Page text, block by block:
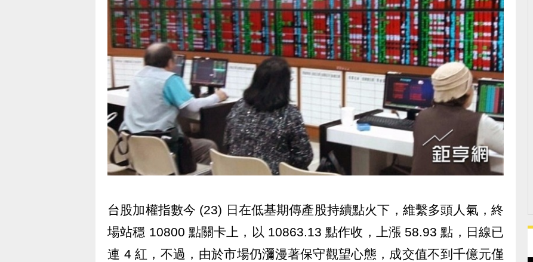
台股加權指數今 (23) 日在低基期傳產股持續點火下，維繫多頭人氣，終
場站穩 10800 點關卡上，以 10863.13 點作收，上漲 58.93 點，日線已
連 4 紅，不過，由於市場仍瀰漫著保守觀望心態，成交值不到千億元僅